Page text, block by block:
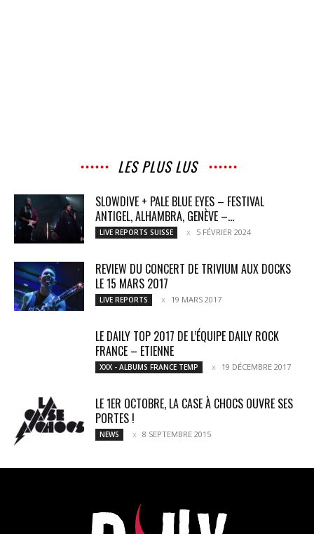
LES PLUS LUS
SLOWDIVE + PALE BLUE EYES – FESTIVAL
ANTIGEL, ALHAMBRA, GENÈVE –...
LIVE REPORTS SUISSE 5 FÉVRIER 2024
REVIEW DU CONCERT DE TRIVIUM AUX DOCKS
LE 15 MARS 2017
LIVE REPORTS 19 MARS 2017
LE DAILY TOP 2017 DE L’ÉQUIPE DAILY ROCK
FRANCE – ETIENNE
XXX - ALBUMS FRANCE TEMP 19 DÉCEMBRE 2017
LE 1ER OCTOBRE, LA CASE À CHOCS OUVRE SES
PORTES !
NEWS 8 SEPTEMBRE 2015